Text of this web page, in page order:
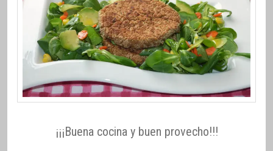
¡¡¡Buena cocina y buen provecho!!!